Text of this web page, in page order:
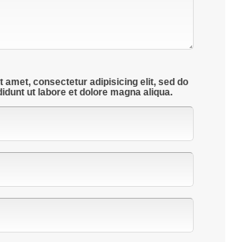
amet, consectetur adipisicing elit, sed do
ut labore et dolore magna aliqua.